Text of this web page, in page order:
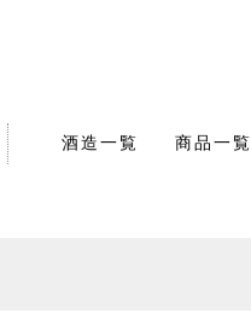
酒造一覧 商品一覧